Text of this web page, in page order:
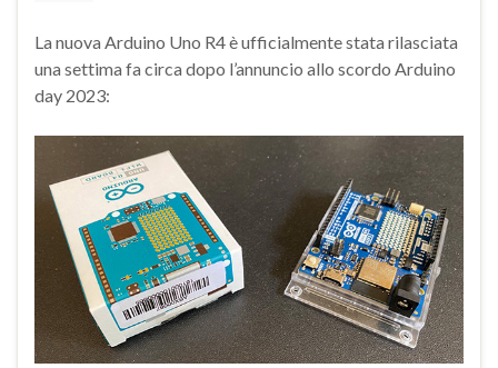
La nuova Arduino Uno R4 è ufficialmente stata rilasciata
una settima fa circa dopo l’annuncio allo scordo Arduino
day 2023: